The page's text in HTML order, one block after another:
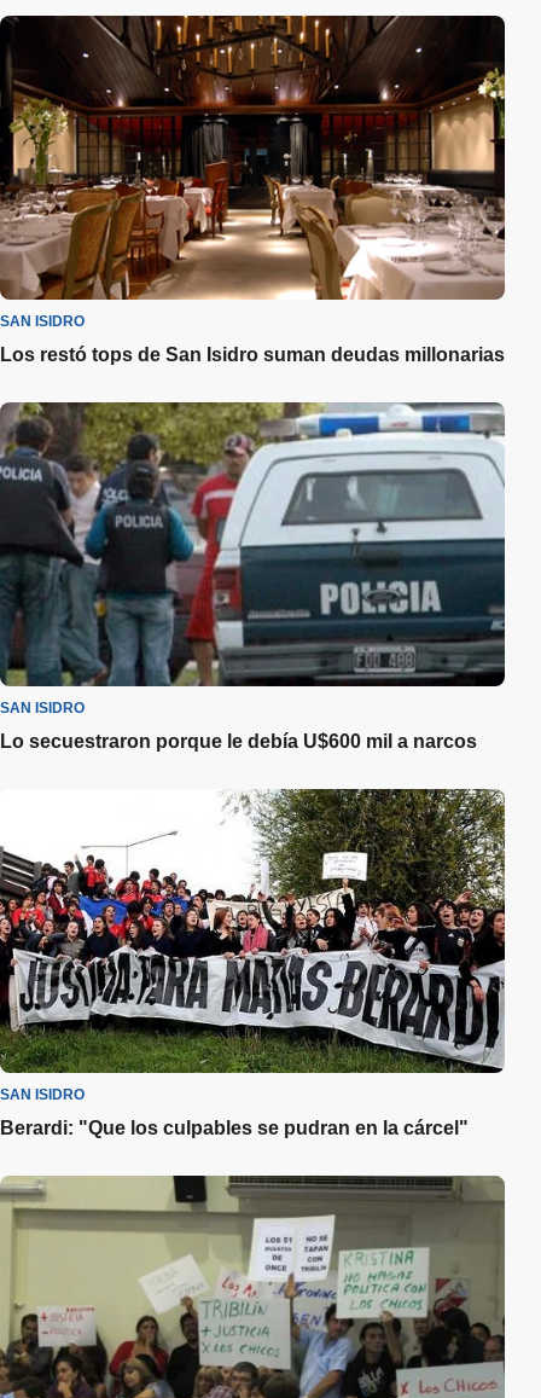
SAN ISIDRO
Los restó tops de San Isidro suman deudas millonarias
SAN ISIDRO
Lo secuestraron porque le debía U$600 mil a narcos
SAN ISIDRO
Berardi: "Que los culpables se pudran en la cárcel"